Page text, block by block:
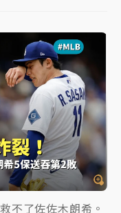
錢遭收押 戴手銬
票「關禁閉」天
高為元致歉：機會
不了佐佐木朗希。